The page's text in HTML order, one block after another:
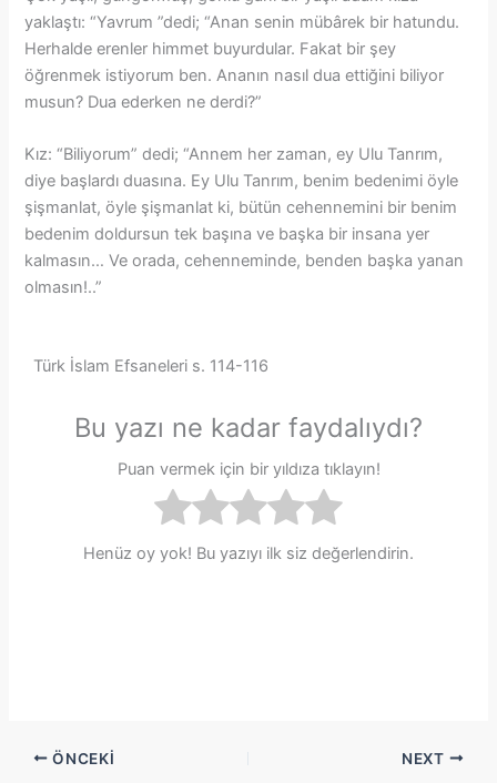
yaklaştı: “Yavrum ”dedi; “Anan senin mübârek bir hatundu.
Herhalde erenler himmet buyurdular. Fakat bir şey
öğrenmek istiyorum ben. Ananın nasıl dua ettiğini biliyor
musun? Dua ederken ne derdi?”
Kız: “Biliyorum” dedi; “Annem her zaman, ey Ulu Tanrım,
diye başlardı duasına. Ey Ulu Tanrım, benim bedenimi öyle
şişmanlat, öyle şişmanlat ki, bütün cehennemini bir benim
bedenim doldursun tek başına ve başka bir insana yer
kalmasın… Ve orada, cehenneminde, benden başka yanan
olmasın!..”
Türk İslam Efsaneleri s. 114-116
Bu yazı ne kadar faydalıydı?
Puan vermek için bir yıldıza tıklayın!
Henüz oy yok! Bu yazıyı ilk siz değerlendirin.
ÖNCEKI NEXT